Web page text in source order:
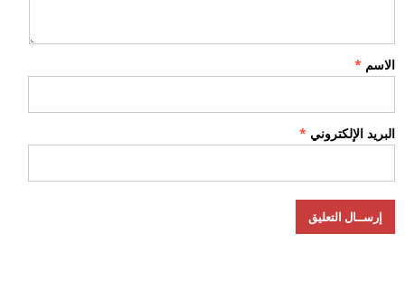
الاسم *
البريد الإلكتروني *